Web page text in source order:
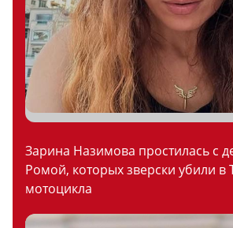
Зарина Назимова простилась с
Ромой, которых зверски убили в
мотоцикла